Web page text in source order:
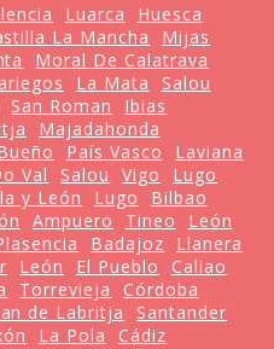
Luarca
Huesca
La Mancha
Mijas
Moral De Calatrava
La Mata
Salou
San Roman
Ibias
Majadahonda
País Vasco
Laviana
Val Salou Vigo
Lugo
y León Lugo
Bilbao
Ampuero Tineo
León
Badajoz
Llanera
León El Pueblo
Caliao
Torrevieja
Córdoba
de Labritja
Santander
La Pola
Cádiz